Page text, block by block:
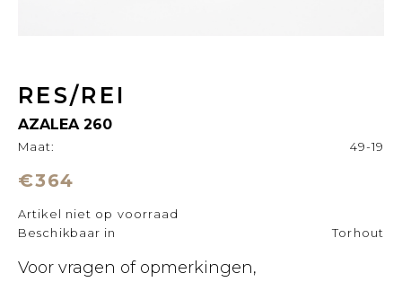
RES/REI
AZALEA 260
Maat: 49-19
€364
Artikel niet op voorraad
Beschikbaar in
Torhout
Voor vragen of opmerkingen,